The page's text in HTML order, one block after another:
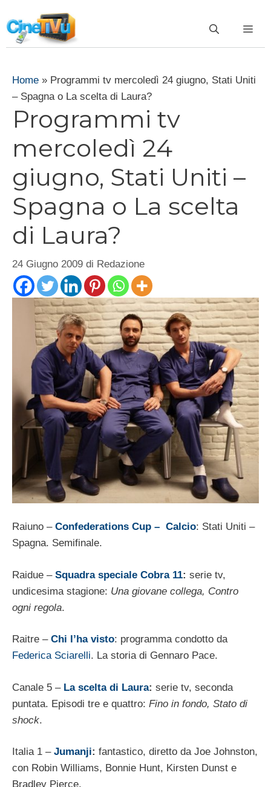
al
contenuto
Home » Programmi tv mercoledì 24 giugno, Stati Uniti
– Spagna o La scelta di Laura?
Programmi tv
mercoledì 24
giugno, Stati Uniti –
Spagna o La scelta
di Laura?
24 Giugno 2009 di Redazione
Raiuno – Confederations Cup – Calcio: Stati Uniti –
Spagna. Semifinale.
Raidue – Squadra speciale Cobra 11: serie tv,
undicesima stagione: Una giovane collega, Contro
ogni regola.
Raitre – Chi l’ha visto: programma condotto da
Federica Sciarelli. La storia di Gennaro Pace.
Canale 5 – La scelta di Laura: serie tv, seconda
puntata. Episodi tre e quattro: Fino in fondo, Stato di
shock.
Italia 1 – Jumanji: fantastico, diretto da Joe Johnston,
con Robin Williams, Bonnie Hunt, Kirsten Dunst e
Bradley Pierce.